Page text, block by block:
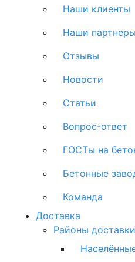
Наши клиенты
Наши партнеры
Отзывы
Новости
Статьи
Вопрос-ответ
ГОСТы на
Бетонные
Команда
Доставка
Районы